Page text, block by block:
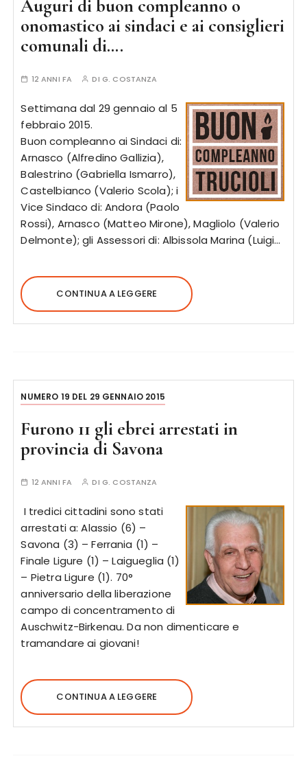
Auguri di buon compleanno o
onomastico ai sindaci e ai consiglieri
comunali di….
12 ANNI FA DI G. COSTANZA
Settimana dal 29 gennaio al 5
febbraio 2015.
Buon compleanno ai Sindaci di:
Arnasco (Alfredino Gallizia),
Balestrino (Gabriella Ismarro),
Castelbianco (Valerio Scola); i
Vice Sindaco di: Andora (Paolo
Rossi), Arnasco (Matteo Mirone), Magliolo (Valerio
Delmonte); gli Assessori di: Albissola Marina (Luigi…
CONTINUA A LEGGERE
NUMERO 19 DEL 29 GENNAIO 2015
Furono 11 gli ebrei arrestati in
provincia di Savona
12 ANNI FA DI G. COSTANZA
I tredici cittadini sono stati
arrestati a: Alassio (6) –
Savona (3) – Ferrania (1) –
Finale Ligure (1) – Laigueglia (1)
– Pietra Ligure (1). 70°
anniversario della liberazione
campo di concentramento di
Auschwitz-Birkenau. Da non dimenticare e
tramandare ai giovani!
CONTINUA A LEGGERE